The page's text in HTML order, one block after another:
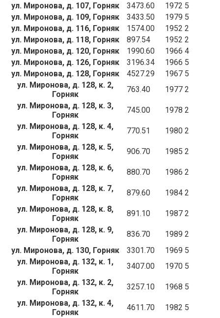
ул. Миронова, д. 107, Горняк
3473.60 1972 5
ул. Миронова, д. 109, Горняк
3433.50 1979 5
ул. Миронова, д. 116, Горняк
1574.00 1952 2
ул. Миронова, д. 118, Горняк
897.54 1952 2
ул. Миронова, д. 120, Горняк
1990.60 1966 4
ул. Миронова, д. 126, Горняк
3196.34 1966 5
ул. Миронова, д. 128, Горняк
4527.29 1967 5
ул. Миронова, д. 128, к. 2,
Горняк
763.40 1977 2
ул. Миронова, д. 128, к. 3,
Горняк
745.00 1978 2
ул. Миронова, д. 128, к. 4,
Горняк
770.51 1980 2
ул. Миронова, д. 128, к. 5,
Горняк
906.70 1985 2
ул. Миронова, д. 128, к. 6,
Горняк
880.70 1986 2
ул. Миронова, д. 128, к. 7,
Горняк
879.60 1984 2
ул. Миронова, д. 128, к. 8,
Горняк
891.10 1987 2
ул. Миронова, д. 128, к. 9,
Горняк
836.70 1989 2
ул. Миронова, д. 130, Горняк
3301.70 1969 5
ул. Миронова, д. 132, к. 1,
Горняк
3407.00 1970 5
ул. Миронова, д. 132, к. 2,
Горняк
3257.10 1968 5
ул. Миронова, д. 132, к. 4,
Горняк
4611.70 1982 5